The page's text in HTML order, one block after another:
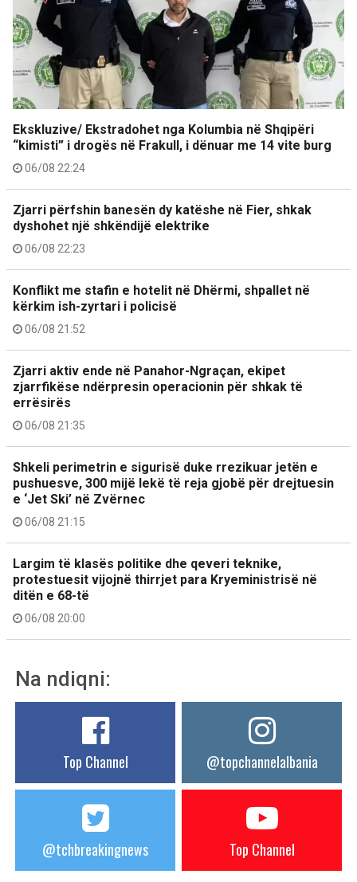
Ekskluzive/ Ekstradohet nga Kolumbia në Shqipëri
“kimisti” i drogës në Frakull, i dënuar me 14 vite burg
06/08 22:24
Zjarri përfshin banesën dy katëshe në Fier, shkak
dyshohet një shkëndijë elektrike
06/08 22:23
Konflikt me stafin e hotelit në Dhërmi, shpallet në
kërkim ish-zyrtari i policisë
06/08 21:52
Zjarri aktiv ende në Panahor-Ngraçan, ekipet
zjarrfikëse ndërpresin operacionin për shkak të
errësirës
06/08 21:35
Shkeli perimetrin e sigurisë duke rrezikuar jetën e
pushuesve, 300 mijë lekë të reja gjobë për drejtuesin
e ‘Jet Ski’ në Zvërnec
06/08 21:15
Largim të klasës politike dhe qeveri teknike,
protestuesit vijojnë thirrjet para Kryeministrisë në
ditën e 68-të
06/08 20:00
Na ndiqni:
Top Channel @topchannelalbania
@tchbreakingnews Top Channel